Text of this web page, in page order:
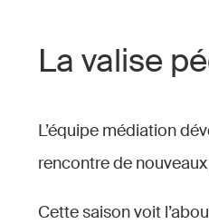
La valise
L’équipe médiation
rencontre de
Cette saison voit